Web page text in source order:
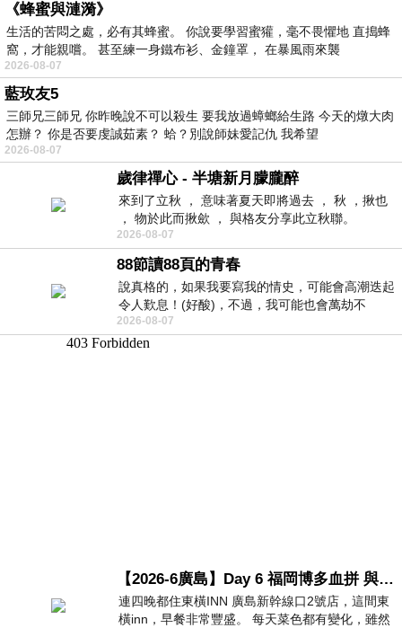
《蜂蜜與漣漪》
生活的苦悶之處，必有其蜂蜜。 你說要學習蜜獾，毫不畏懼地 直搗蜂
窩，才能親嚐。 甚至練一身鐵布衫、金鐘罩， 在暴風雨來襲
2026-08-07
藍玫友5
三師兄三師兄 你昨晚說不可以殺生 要我放過蟑螂給生路 今天的燉大肉
怎辦？ 你是否要虔誠茹素？ 蛤？別說師妹愛記仇 我希望
2026-08-07
歲律禪心 - 半塘新月朦朧醉
來到了立秋 ， 意味著夏天即將過去 ， 秋 ，揪也
， 物於此而揪歛 ， 與格友分享此立秋聯。
2026-08-07
88節讀88頁的青春
說真格的，如果我要寫我的情史，可能會高潮迭起
令人歎息！(好酸)，不過，我可能也會萬劫不
復...，每天跪鍵盤還是被判了花心的罪
2026-08-07
【2026-6廣島】Day 6 福岡博多血拼 與機場接送少年司機深夜對談
連四晚都住東橫INN 廣島新幹線口2號店，這間東
橫inn，早餐非常豐盛。 每天菜色都有變化，雖然